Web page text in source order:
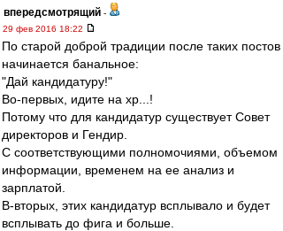
впередсмотрящий -
29 фев 2016 18:22
По старой доброй традиции после таких постов
начинается банальное:
"Дай кандидатуру!"
Во-первых, идите на хр...!
Потому что для кандидатур существует Совет
директоров и Гендир.
С соответствующими полномочиями, объемом
информации, временем на ее анализ и
зарплатой.
В-вторых, этих кандидатур всплывало и будет
всплывать до фига и больше.